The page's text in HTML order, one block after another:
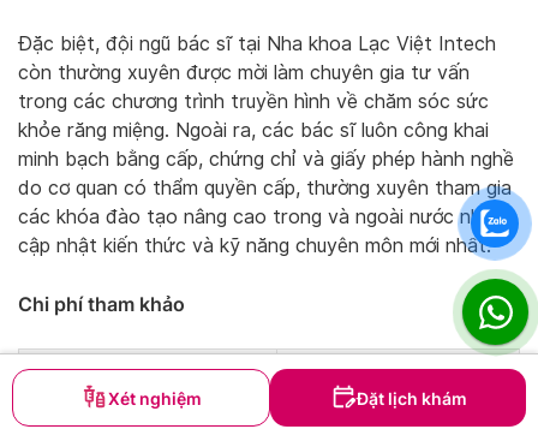
Xét nghiệm Đặt lịch khám
Đặc biệt, đội ngũ bác sĩ tại Nha khoa Lạc Việt Intech
còn thường xuyên được mời làm chuyên gia tư vấn
trong các chương trình truyền hình về chăm sóc sức
khỏe răng miệng. Ngoài ra, các bác sĩ luôn công khai
minh bạch bằng cấp, chứng chỉ và giấy phép hành nghề
do cơ quan có thẩm quyền cấp, thường xuyên tham gia
các khóa đào tạo nâng cao trong và ngoài nước nhằm
cập nhật kiến thức và kỹ năng chuyên môn mới nhất.
Chi phí tham khảo
Dịch vụ Giá gốc (VNĐ)
Niềng răng mắc cài kim